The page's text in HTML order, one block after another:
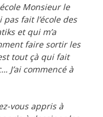
Monsieur le
fait l’école des
et qui m’a
faire sortir les
tout çà qui fait
J’ai commencé à
vous appris à